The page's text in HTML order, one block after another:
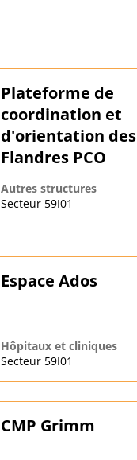
Plateforme de
coordination et
d'orientation des
Flandres PCO
Autres structures
Secteur 59I01
Espace Ados
Hôpitaux et cliniques
Secteur 59I01
CMP Grimm